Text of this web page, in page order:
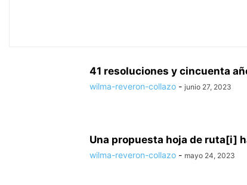
41 resoluciones y cincuenta
wilma-reveron-collazo - junio 27, 2023
Una propuesta hoja de ruta[i]
wilma-reveron-collazo - mayo 24, 2023